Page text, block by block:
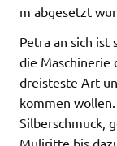
m abgesetzt
Petra an sich ist
die Maschinerie
dreisteste Art
kommen
Silberschmuck,
Muliritte bis